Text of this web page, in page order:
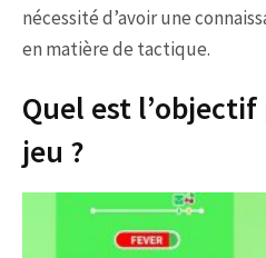
nécessité d’avoir une
en matière de tactique.
Quel est
jeu ?